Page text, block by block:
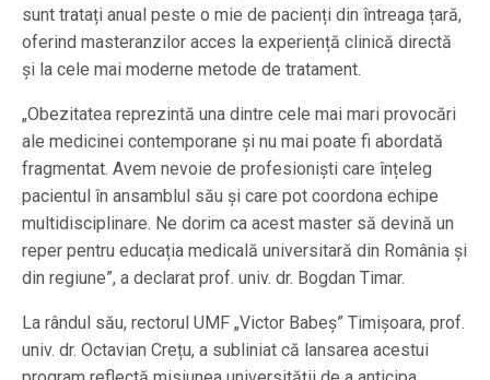
sunt tratați anual peste o mie de pacienți din întreaga țară,
oferind masteranzilor acces la experiență clinică directă
și la cele mai moderne metode de tratament.
„Obezitatea reprezintă una dintre cele mai mari provocări
ale medicinei contemporane și nu mai poate fi abordată
fragmentat. Avem nevoie de profesioniști care înțeleg
pacientul în ansamblul său și care pot coordona echipe
multidisciplinare. Ne dorim ca acest master să devină un
reper pentru educația medicală universitară din România și
din regiune”, a declarat prof. univ. dr. Bogdan Timar.
La rândul său, rectorul UMF „Victor Babeș” Timișoara, prof.
univ. dr. Octavian Crețu, a subliniat că lansarea acestui